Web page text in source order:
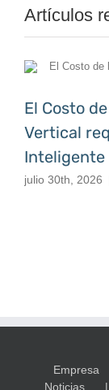
Artículos
El Costo
Vertical
Inteligente
julio 30th, 2026
Empresa
Noticias